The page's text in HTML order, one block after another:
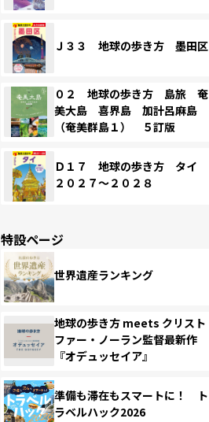
Ｊ３３ 地球の歩き方 墨田区
０２ 地球の歩き方 島旅 奄
美大島 喜界島 加計呂麻島
（奄美群島１） ５訂版
Ｄ１７ 地球の歩き方 タイ
２０２７～２０２８
特設ページ
世界遺産ランキング
地球の歩き方 meets クリスト
ファー・ノーラン監督最新作
『オデュッセイア』
準備も滞在もスマートに！ ト
ラベルハック2026